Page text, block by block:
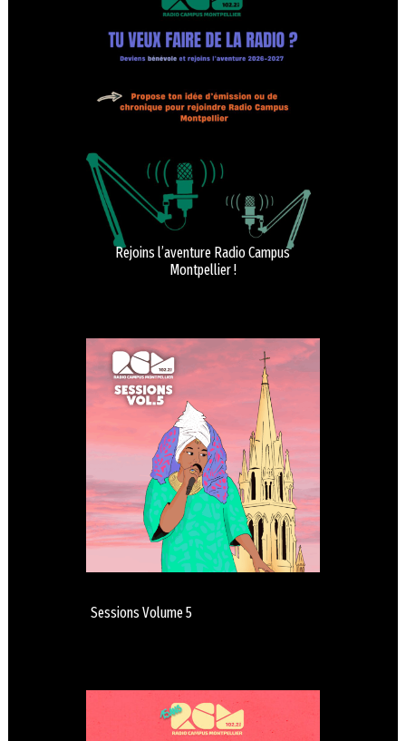
Rejoins l’aventure Radio Campus
Montpellier !
Sessions Volume 5